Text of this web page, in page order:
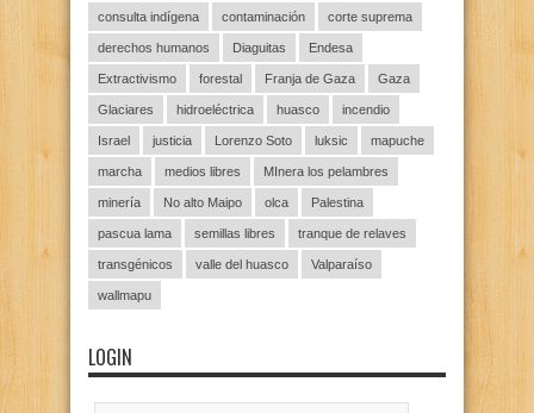
consulta indígena contaminación corte suprema
derechos humanos Diaguitas Endesa
Extractivismo forestal Franja de Gaza Gaza
Glaciares hidroeléctrica huasco incendio
Israel justicia Lorenzo Soto luksic mapuche
marcha medios libres MInera los pelambres
minería No alto Maipo olca Palestina
pascua lama semillas libres tranque de relaves
transgénicos valle del huasco Valparaíso
wallmapu
LOGIN